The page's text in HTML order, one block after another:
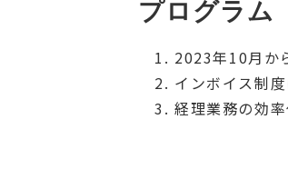
プログラム
2023年10月か
インボイス制
経理業務の効